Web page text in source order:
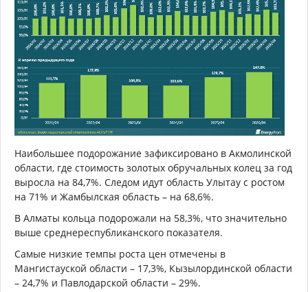
Наибольшее подорожание зафиксировано в Акмолинской
области, где стоимость золотых обручальных колец за год
выросла на 84,7%. Следом идут область Улытау с ростом
на 71% и Жамбылская область – на 68,6%.
В Алматы кольца подорожали на 58,3%, что значительно
выше среднереспубликанского показателя.
Самые низкие темпы роста цен отмечены в
Мангистауской области – 17,3%, Кызылординской области
– 24,7% и Павлодарской области – 29%.